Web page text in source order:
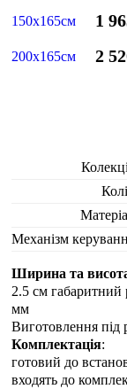
150х165см 1
200х165см 2
Механізм
Ширина та
2.5 см габаритний
мм
Виготовлення під
Комплектація:
готовий до
входять до